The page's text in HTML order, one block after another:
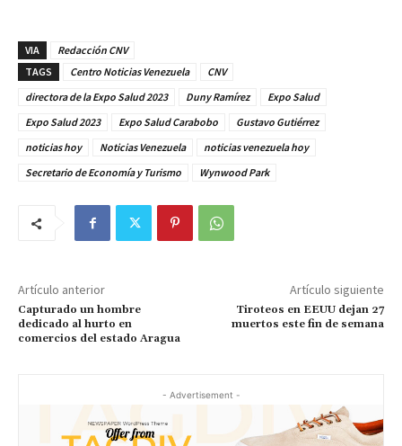
VIA
Redacción CNV
TAGS
Centro Noticias Venezuela
CNV
directora de la Expo Salud 2023
Duny Ramírez
Expo Salud
Expo Salud 2023
Expo Salud Carabobo
Gustavo Gutiérrez
noticias hoy
Noticias Venezuela
noticias venezuela hoy
Secretario de Economía y Turismo
Wynwood Park
Artículo anterior
Capturado un hombre
dedicado al hurto en
comercios del estado Aragua
Artículo siguiente
Tiroteos en EEUU dejan 27
muertos este fin de semana
- Advertisement -